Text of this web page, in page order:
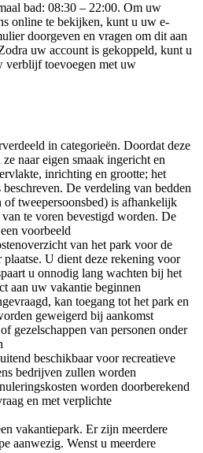
bad: 08:30 – 22:00. Om uw
online te bekijken, kunt u uw e-
doorgeven en vragen om dit aan
uw account is gekoppeld, kunt u
verblijf toevoegen met uw
in categorieën. Doordat deze
naar eigen smaak ingericht en
inrichting en grootte; het
De verdeling van bedden
of tweepersoonsbed) is afhankelijk
te voren bevestigd worden. De
voorbeeld
van het park voor de
U dient deze rekening voor
u onnodig lang wachten bij het
aan uw vakantie beginnen
kan toegang tot het park en
geweigerd bij aankomst
gezelschappen van personen onder
beschikbaar voor recreatieve
bedrijven zullen worden
worden doorberekend
en met verplichte
vakantiepark. Er zijn meerdere
aanwezig. Wenst u meerdere